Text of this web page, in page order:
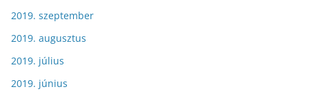
2019. szeptember
2019. augusztus
2019. július
2019. június